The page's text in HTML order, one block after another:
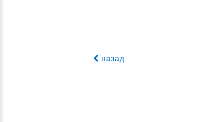
назад